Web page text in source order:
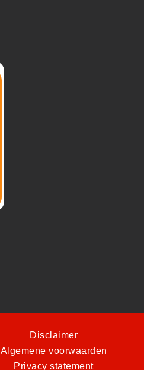
Disclaimer
Algemene voorwaarden
Privacy statement